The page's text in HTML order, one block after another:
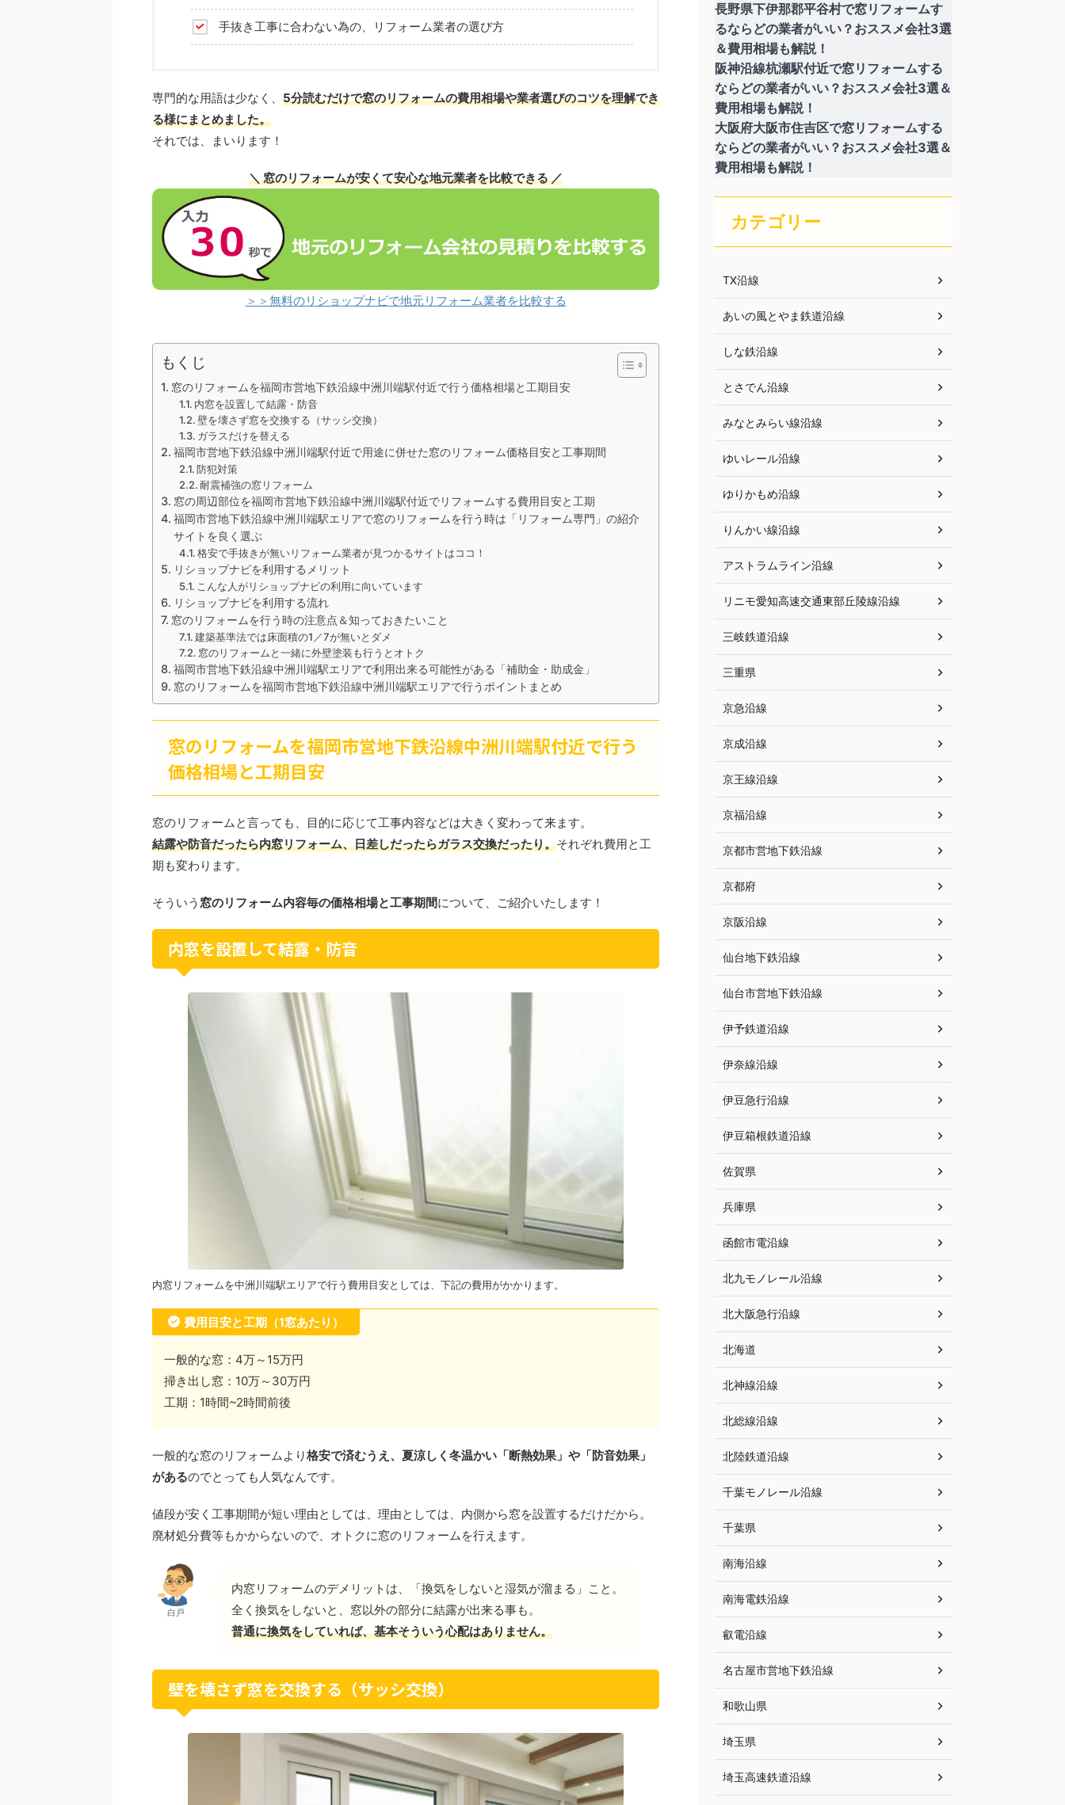
手抜き工事に合わない為の、リフォーム業者の選び方
専門的な用語は少なく、 5分読むだけで窓のリフォームの費用相場や業者選びのコツを理解でき
る様にまとめました。
それでは、まいります！
＼ 窓のリフォームが安くて安心な地元業者を比較できる ／
＞＞無料のリショップナビで地元リフォーム業者を比較する
もくじ
窓のリフォームを福岡市営地下鉄沿線中洲川端駅付近で行う価格相場と工期目安
内窓を設置して結露・防音
壁を壊さず窓を交換する（サッシ交換）
ガラスだけを替える
福岡市営地下鉄沿線中洲川端駅付近で用途に併せた窓のリフォーム価格目安と工事期間
防犯対策
耐震補強の窓リフォーム
窓の周辺部位を福岡市営地下鉄沿線中洲川端駅付近でリフォームする費用目安と工期
福岡市営地下鉄沿線中洲川端駅エリアで窓のリフォームを行う時は「リフォーム専門」の紹介
サイトを良く選ぶ
格安で手抜きが無いリフォーム業者が見つかるサイトはココ！
リショップナビを利用するメリット
こんな人がリショップナビの利用に向いています
リショップナビを利用する流れ
窓のリフォームを行う時の注意点＆知っておきたいこと
建築基準法では床面積の1／7が無いとダメ
窓のリフォームと一緒に外壁塗装も行うとオトク
福岡市営地下鉄沿線中洲川端駅エリアで利用出来る可能性がある「補助金・助成金」
窓のリフォームを福岡市営地下鉄沿線中洲川端駅エリアで行うポイントまとめ
窓のリフォームを福岡市営地下鉄沿線中洲川端駅付近で行う
価格相場と工期目安
窓のリフォームと言っても、目的に応じて工事内容などは大きく変わって来ます。
結露や防音だったら内窓リフォーム、日差しだったらガラス交換だったり。それぞれ費用と工
期も変わります。
そういう 窓のリフォーム内容毎の価格相場と工事期間について、ご紹介いたします！
内窓を設置して結露・防音
内窓リフォームを中洲川端駅エリアで行う費用目安としては、下記の費用がかかります。
費用目安と工期（1窓あたり）
一般的な窓：4万～15万円
掃き出し窓：10万～30万円
工期：1時間~2時間前後
一般的な窓のリフォームより格安で済むうえ、夏涼しく冬温かい「断熱効果」や「防音効果」
があるのでとっても人気なんです。
値段が安く工事期間が短い理由としては、理由としては、内側から窓を設置するだけだから。
廃材処分費等もかからないので、オトクに窓のリフォームを行えます。
白戸
内窓リフォームのデメリットは、「換気をしないと湿気が溜まる」こと。
全く換気をしないと、窓以外の部分に結露が出来る事も。
普通に換気をしていれば、基本そういう心配はありません。
壁を壊さず窓を交換する（サッシ交換）
長野県下伊那郡平谷村で窓リフォームす
るならどの業者がいい？おススメ会社3選
＆費用相場も解説！
阪神沿線杭瀬駅付近で窓リフォームする
ならどの業者がいい？おススメ会社3選＆
費用相場も解説！
大阪府大阪市住吉区で窓リフォームする
ならどの業者がいい？おススメ会社3選＆
費用相場も解説！
カテゴリー
TX沿線
あいの風とやま鉄道沿線
しな鉄沿線
とさでん沿線
みなとみらい線沿線
ゆいレール沿線
ゆりかもめ沿線
りんかい線沿線
アストラムライン沿線
リニモ愛知高速交通東部丘陵線沿線
三岐鉄道沿線
三重県
京急沿線
京成沿線
京王線沿線
京福沿線
京都市営地下鉄沿線
京都府
京阪沿線
仙台地下鉄沿線
仙台市営地下鉄沿線
伊予鉄道沿線
伊奈線沿線
伊豆急行沿線
伊豆箱根鉄道沿線
佐賀県
兵庫県
函館市電沿線
北九モノレール沿線
北大阪急行沿線
北海道
北神線沿線
北総線沿線
北陸鉄道沿線
千葉モノレール沿線
千葉県
南海沿線
南海電鉄沿線
叡電沿線
名古屋市営地下鉄沿線
和歌山県
埼玉県
埼玉高速鉄道沿線